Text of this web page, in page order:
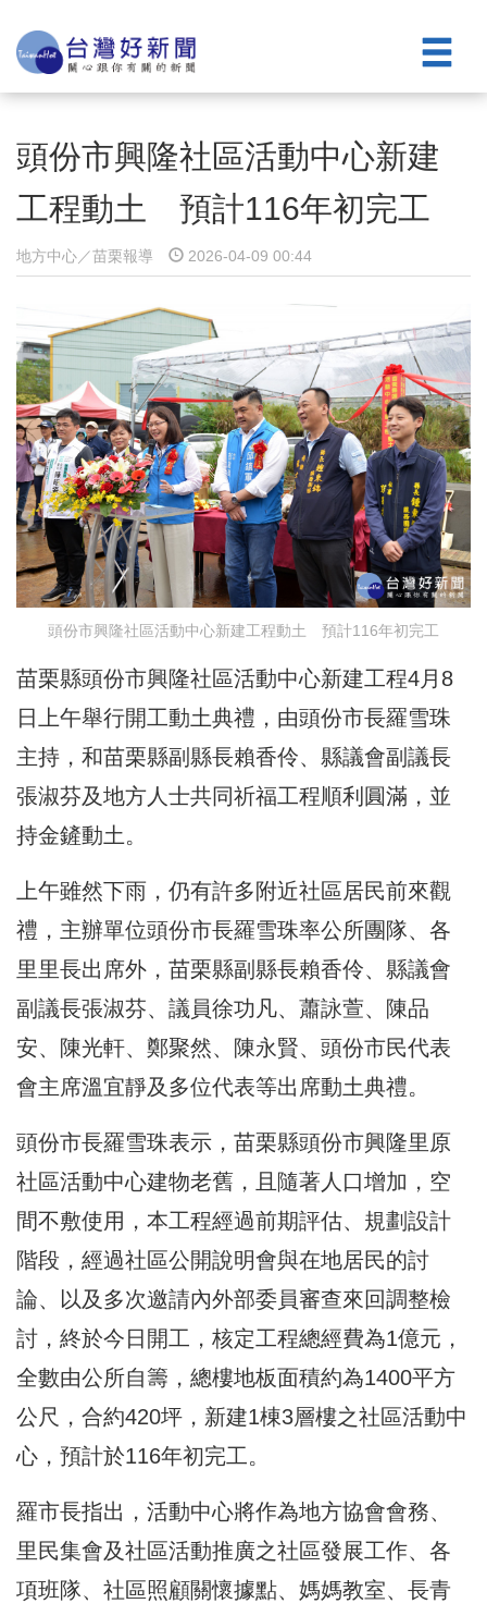
頭份市興隆社區活動中心新建
工程動土 預計116年初完工
地方中心／苗栗報導 2026-04-09 00:44
頭份市興隆社區活動中心新建工程動土 預計116年初完工
苗栗縣頭份市興隆社區活動中心新建工程4月8
日上午舉行開工動土典禮，由頭份市長羅雪珠
主持，和苗栗縣副縣長賴香伶、縣議會副議長
張淑芬及地方人士共同祈福工程順利圓滿，並
持金鏟動土。
上午雖然下雨，仍有許多附近社區居民前來觀
禮，主辦單位頭份市長羅雪珠率公所團隊、各
里里長出席外，苗栗縣副縣長賴香伶、縣議會
副議長張淑芬、議員徐功凡、蕭詠萱、陳品
安、陳光軒、鄭聚然、陳永賢、頭份市民代表
會主席溫宜靜及多位代表等出席動土典禮。
頭份市長羅雪珠表示，苗栗縣頭份市興隆里原
社區活動中心建物老舊，且隨著人口增加，空
間不敷使用，本工程經過前期評估、規劃設計
階段，經過社區公開說明會與在地居民的討
論、以及多次邀請內外部委員審查來回調整檢
討，終於今日開工，核定工程總經費為1億元，
全數由公所自籌，總樓地板面積約為1400平方
公尺，合約420坪，新建1棟3層樓之社區活動中
心，預計於116年初完工。
羅市長指出，活動中心將作為地方協會會務、
里民集會及社區活動推廣之社區發展工作、各
項班隊、社區照顧關懷據點、媽媽教室、長青